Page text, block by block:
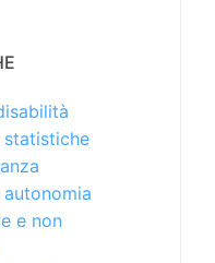
statistiche
e non